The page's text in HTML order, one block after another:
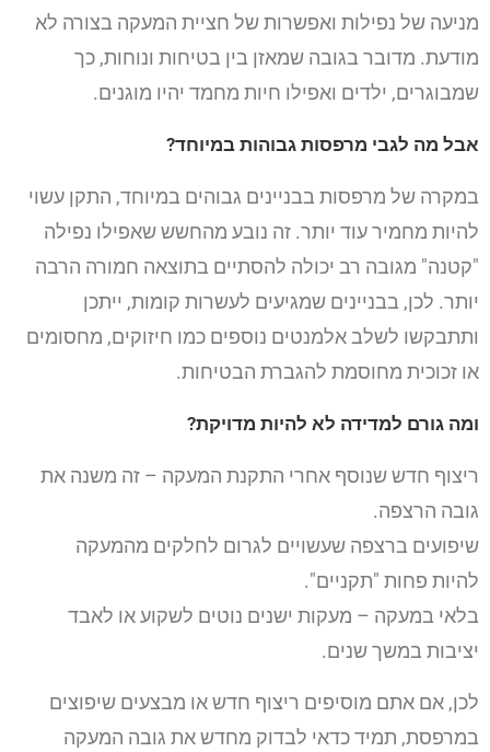
מניעה של נפילות ואפשרות של חציית המעקה בצורה לא
מודעת. מדובר בגובה שמאזן בין בטיחות ונוחות, כך
שמבוגרים, ילדים ואפילו חיות מחמד יהיו מוגנים.
אבל מה לגבי מרפסות גבוהות במיוחד?
במקרה של מרפסות בבניינים גבוהים במיוחד, התקן עשוי
להיות מחמיר עוד יותר. זה נובע מהחשש שאפילו נפילה
"קטנה" מגובה רב יכולה להסתיים בתוצאה חמורה הרבה
יותר. לכן, בבניינים שמגיעים לעשרות קומות, ייתכן
ותתבקשו לשלב אלמנטים נוספים כמו חיזוקים, מחסומים
או זכוכית מחוסמת להגברת הבטיחות.
ומה גורם למדידה לא להיות מדויקת?
ריצוף חדש שנוסף אחרי התקנת המעקה – זה משנה את
גובה הרצפה.
שיפועים ברצפה שעשויים לגרום לחלקים מהמעקה
להיות פחות "תקניים".
בלאי במעקה – מעקות ישנים נוטים לשקוע או לאבד
יציבות במשך שנים.
לכן, אם אתם מוסיפים ריצוף חדש או מבצעים שיפוצים
במרפסת, תמיד כדאי לבדוק מחדש את גובה המעקה